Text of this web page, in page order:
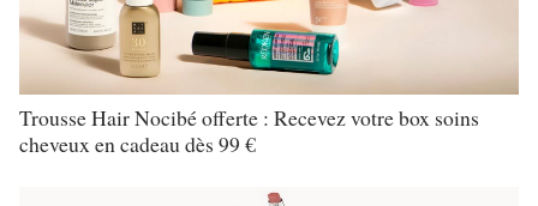
Trousse Hair Nocibé offerte : Recevez votre box soins
cheveux en cadeau dès 99 €